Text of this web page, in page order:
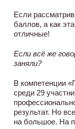
Если
баллов, а как
отличные!
Если всё же
заняли?
В компетенции
среди 29
результат. Но
на большое. На